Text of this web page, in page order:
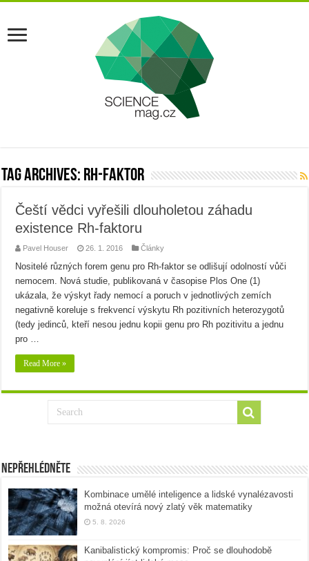
Tag Archives: rh-faktor
Čeští vědci vyřešili dlouholetou záhadu
existence Rh-faktoru
Pavel Houser 26. 1. 2016 Články
Nositelé různých forem genu pro Rh-faktor se odlišují odolností vůči
nemocem. Nová studie, publikovaná v časopise Plos One (1)
ukázala, že výskyt řady nemocí a poruch v jednotlivých zemích
negativně koreluje s frekvencí výskytu Rh pozitivních heterozygotů
(tedy jedinců, kteří nesou jednu kopii genu pro Rh pozitivitu a jednu
pro …
Read More »
Nepřehlédněte
Kombinace umělé inteligence a lidské vynalézavosti
možná otevírá nový zlatý věk matematiky
5. 8. 2026
Kanibalistický kompromis: Proč se dlouhodobě